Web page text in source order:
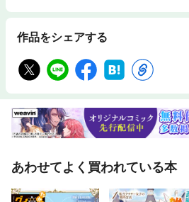
作品をシェアする
あわせてよく買われている本